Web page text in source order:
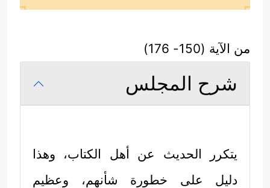
من الآية (150- 176)
شرح المجلس
يتكرر الحديث عن أهل الكتاب، وهذا
دليل على خطورة شأنهم، وعظيم